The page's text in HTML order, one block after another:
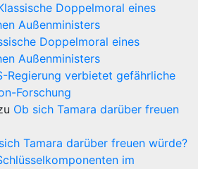
Doppelmoral eines
Außenministers
Doppelmoral eines
Außenministers
Regierung verbietet gefährliche
Forschung
Ob sich Tamara darüber freuen
Tamara darüber freuen würde?
im